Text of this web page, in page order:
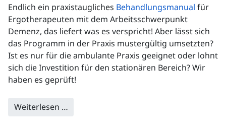
Endlich ein praxistaugliches Behandlungsmanual für
Ergotherapeuten mit dem Arbeitsschwerpunkt
Demenz, das liefert was es verspricht! Aber lässt sich
das Programm in der Praxis mustergültig umsetzten?
Ist es nur für die ambulante Praxis geeignet oder lohnt
sich die Investition für den stationären Bereich? Wir
haben es geprüft!
Weiterlesen …